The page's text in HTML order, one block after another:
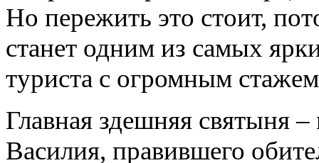
Но пережить это стоит,
станет одним из самых
туриста с огромным
Главная здешняя святыня
Василия, правившего